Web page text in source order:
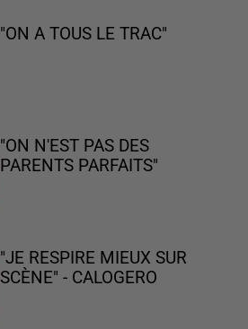
"ON A TOUS LE TRAC"
"ON N'EST PAS DES
PARENTS PARFAITS"
"JE RESPIRE MIEUX SUR
SCÈNE" - CALOGERO